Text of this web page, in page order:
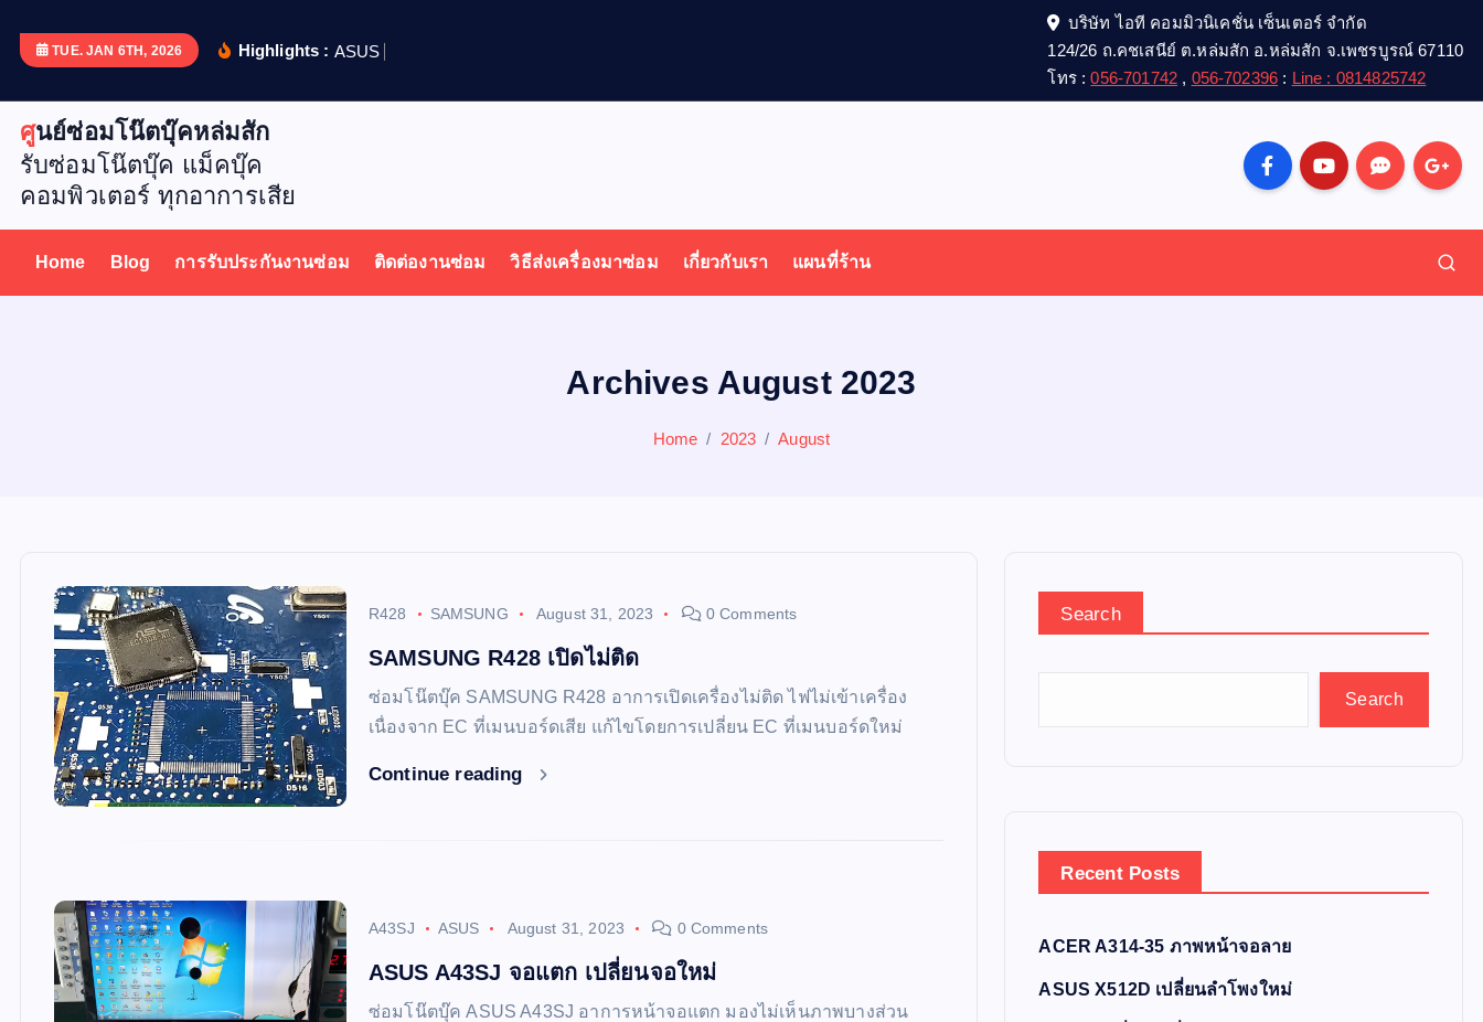
p
TUE. JAN 6TH, 2026 Highlights : ASUS
บริษัท ไอที คอมมิวนิเคชั่น เซ็นเตอร์ จำกัด
124/26 ถ.คชเสนีย์ ต.หล่มสัก อ.หล่มสัก จ.เพชรบูรณ์ 67110
โทร :056-701742 , 056-702396 : Line : 0814825742
ศูนย์ซ่อมโน๊ตบุ๊คหล่มสัก
รับซ่อมโน๊ตบุ๊ค แม็คบุ๊ค
คอมพิวเตอร์ ทุกอาการเสีย
Home Blog การรับประกันงานซ่อม ติดต่องานซ่อม วิธีส่งเครื่องมาซ่อม เกี่ยวกับเรา แผนที่ร้าน
Archives August 2023
Home 2023 August
R428 SAMSUNG August 31, 2023 0 Comments
SAMSUNG R428 เปิดไม่ติด
ซ่อมโน๊ตบุ๊ค SAMSUNG R428 อาการเปิดเครื่องไม่ติด ไฟไม่เข้าเครื่อง
เนื่องจาก EC ที่เมนบอร์ดเสีย แก้ไขโดยการเปลี่ยน EC ที่เมนบอร์ดใหม่
Continue reading
A43SJ ASUS August 31, 2023 0 Comments
ASUS A43SJ จอแตก เปลี่ยนจอใหม่
ซ่อมโน๊ตบุ๊ค ASUS A43SJ อาการหน้าจอแตก มองไม่เห็นภาพบางส่วน
Search
Search
Recent Posts
ACER A314-35 ภาพหน้าจอลาย
ASUS X512D เปลี่ยนลำโพงใหม่